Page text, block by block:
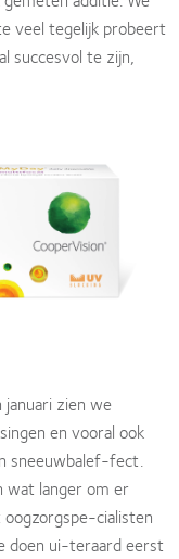
veel tegelijk probeert
succesvol te zijn,
januari zien we
en vooral ook
sneeuwbalef-fect.
wat langer om er
cialisten
doen ui-teraard eerst